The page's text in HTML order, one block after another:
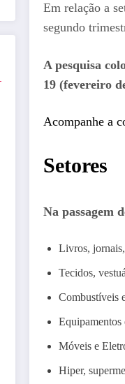
Em relação a
segundo
A pesquisa
19 (fevereiro
Acompanhe a
Setores
Na passagem
Livros,
Tecidos,
Combustíveis
Móveis e
Hiper,